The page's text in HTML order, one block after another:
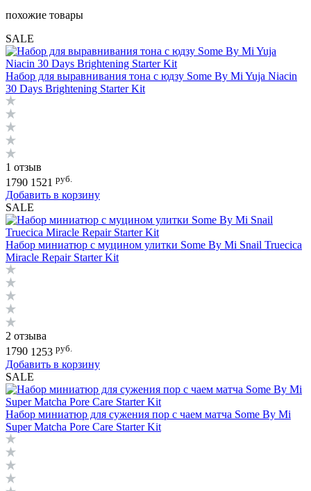
похожие товары
SALE
Набор для выравнивания тона с юдзу Some By Mi Yuja Niacin
30 Days Brightening Starter Kit
1 отзыв
1790 1521 руб.
Добавить в корзину
SALE
Набор миниатюр с муцином улитки Some By Mi Snail Truecica
Miracle Repair Starter Kit
2 отзыва
1790 1253 руб.
Добавить в корзину
SALE
Набор миниатюр для сужения пор с чаем матча Some By Mi
Super Matcha Pore Care Starter Kit